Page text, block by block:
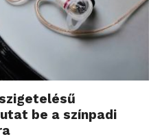
be a színpadi